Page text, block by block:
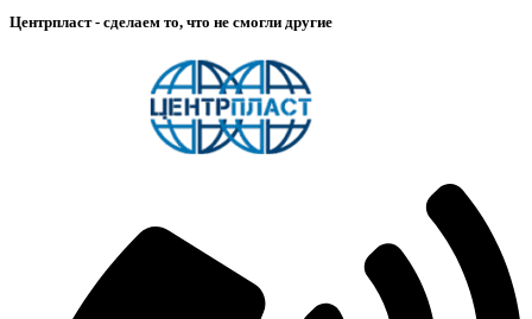
Центрпласт - сделаем то, что не смогли другие